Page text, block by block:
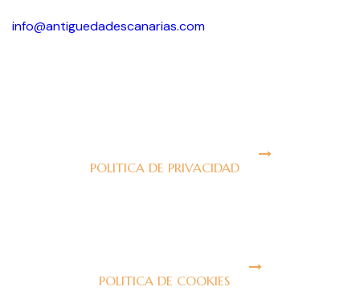
info@antiguedadescanarias.com
POLITICA DE PRIVACIDAD
POLITICA DE COOKIES